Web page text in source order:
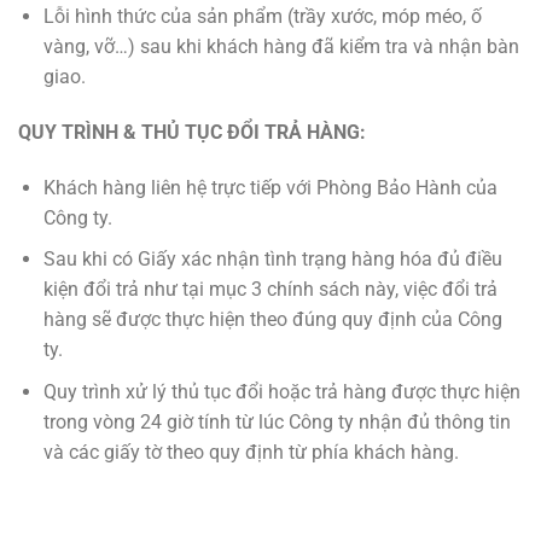
Lỗi hình thức của sản phẩm (trầy xước, móp méo, ố
vàng, vỡ…) sau khi khách hàng đã kiểm tra và nhận bàn
giao.
QUY TRÌNH & THỦ TỤC ĐỔI TRẢ HÀNG:
Khách hàng liên hệ trực tiếp với Phòng Bảo Hành của
Công ty.
Sau khi có Giấy xác nhận tình trạng hàng hóa đủ điều
kiện đổi trả như tại mục 3 chính sách này, việc đổi trả
hàng sẽ được thực hiện theo đúng quy định của Công
ty.
Quy trình xử lý thủ tục đổi hoặc trả hàng được thực hiện
trong vòng 24 giờ tính từ lúc Công ty nhận đủ thông tin
và các giấy tờ theo quy định từ phía khách hàng.